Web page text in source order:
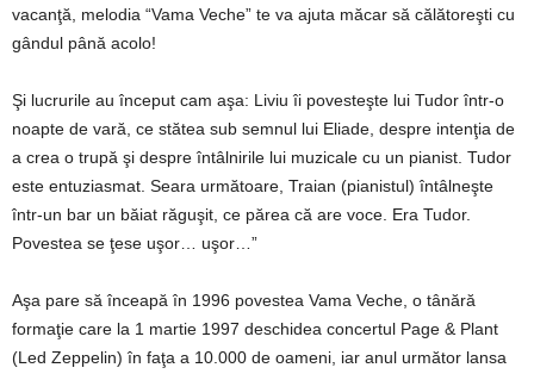
vacanţă, melodia “Vama Veche” te va ajuta măcar să călătoreşti cu
gândul până acolo!
Şi lucrurile au început cam aşa: Liviu îi povesteşte lui Tudor într-o
noapte de vară, ce stătea sub semnul lui Eliade, despre intenţia de
a crea o trupă şi despre întâlnirile lui muzicale cu un pianist. Tudor
este entuziasmat. Seara următoare, Traian (pianistul) întâlneşte
într-un bar un băiat răguşit, ce părea că are voce. Era Tudor.
Povestea se ţese uşor… uşor…”
Aşa pare să înceapă în 1996 povestea Vama Veche, o tânără
formaţie care la 1 martie 1997 deschidea concertul Page & Plant
(Led Zeppelin) în faţa a 10.000 de oameni, iar anul următor lansa